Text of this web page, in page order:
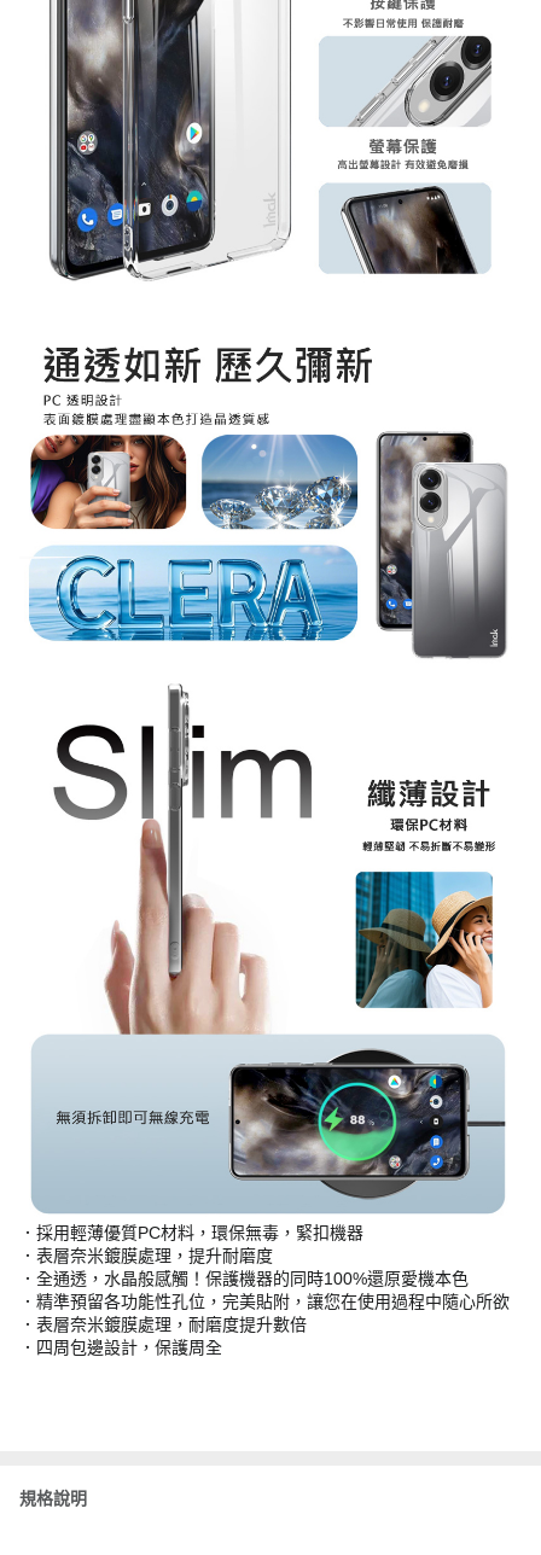
．採用輕薄優質PC材料，環保無毒，緊扣機器
．表層奈米鍍膜處理，提升耐磨度
．全通透，水晶般感觸！保護機器的同時100%還原愛機本色
．精準預留各功能性孔位，完美貼附，讓您在使用過程中隨心所欲
．表層奈米鍍膜處理，耐磨度提升數倍
．四周包邊設計，保護周全
規格說明